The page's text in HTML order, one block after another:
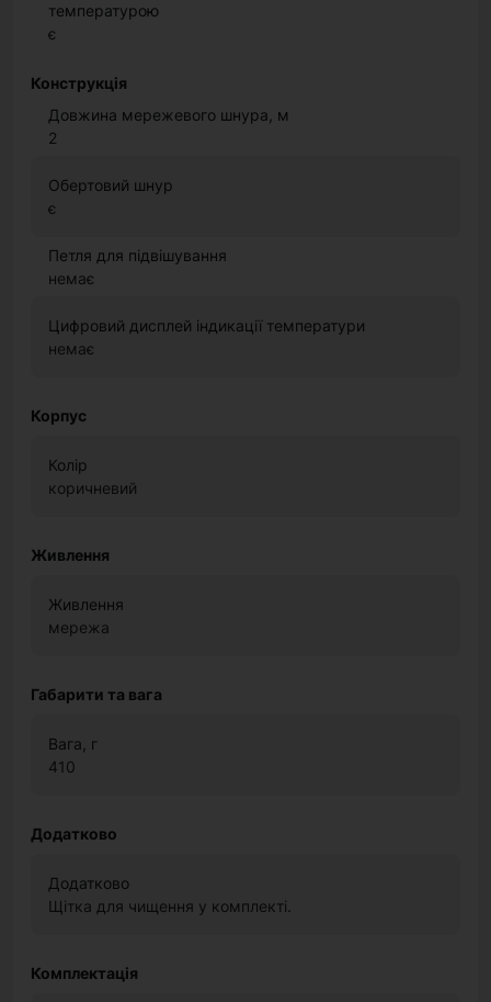
температурою
є
Конструкція
Довжина мережевого шнура, м
2
Обертовий шнур
є
Петля для підвішування
немає
Цифровий дисплей індикації температури
немає
Корпус
Колір
коричневий
Живлення
Живлення
мережа
Габарити та вага
Вага, г
410
Додатково
Додатково
Щітка для чищення у комплекті.
Комплектація